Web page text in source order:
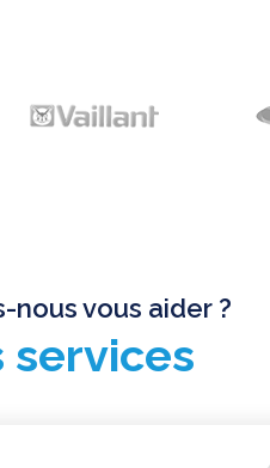
nous vous aider ?
services